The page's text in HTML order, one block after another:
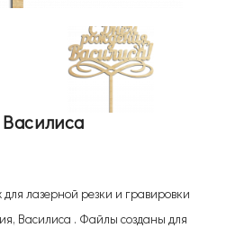
лазерной резки и гравировки
Василиса . Файлы созданы для